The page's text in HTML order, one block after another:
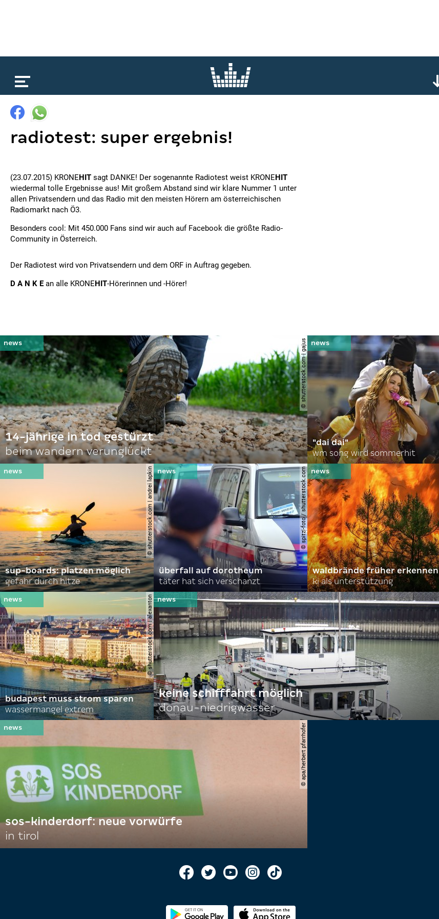
radiotest: super ergebnis!
(23.07.2015) KRONEHIT sagt DANKE! Der sogenannte Radiotest weist KRONEHIT
wiedermal tolle Ergebnisse aus! Mit großem Abstand sind wir klare Nummer 1 unter
allen Privatsendern und das Radio mit den meisten Hörern am österreichischen
Radiomarkt nach Ö3.
Besonders cool: Mit 450.000 Fans sind wir auch auf Facebook die größte Radio-
Community in Österreich.
Der Radiotest wird von Privatsendern und dem ORF in Auftrag gegeben.
D A N K Ean alle KRONEHIT-Hörerinnen und -Hörer!
© shutterstock.com | gajus
14-jährige in tod gestürzt
beim wandern verunglückt
"dai dai"
wm song wird sommerhit
© shutterstock.com | andrei lapkin
sup-boards: platzen möglich
gefahr durch hitze
© spitzi-foto / shutterstock.com
überfall auf dorotheum
täter hat sich verschanzt
waldbrände früher erkennen
ki als unterstützung
© shutterstock.com | alexanton
budapest muss strom sparen
wassermangel extrem
keine schifffahrt möglich
donau-niedrigwasser
© apa/herbert pfarrhofer
sos-kinderdorf: neue vorwürfe
in tirol